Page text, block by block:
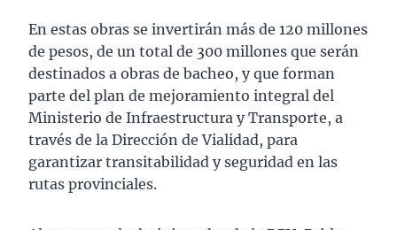
En estas obras se invertirán más de 120 millones
de pesos, de un total de 300 millones que serán
destinados a obras de bacheo, y que forman
parte del plan de mejoramiento integral del
Ministerio de Infraestructura y Transporte, a
través de la Dirección de Vialidad, para
garantizar transitabilidad y seguridad en las
rutas provinciales.